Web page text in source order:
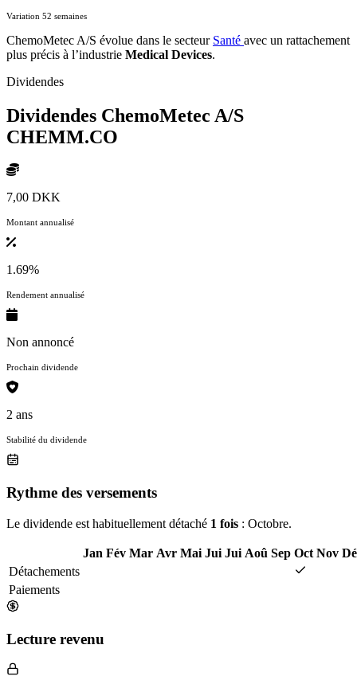
Variation 52 semaines
ChemoMetec A/S évolue dans le secteur Santé avec un rattachement
plus précis à l’industrie Medical Devices.
Dividendes
Dividendes ChemoMetec A/S
CHEMM.CO
7,00 DKK
Montant annualisé
1.69%
Rendement annualisé
Non annoncé
Prochain dividende
2 ans
Stabilité du dividende
Rythme des versements
Le dividende est habituellement détaché 1 fois : Octobre.
Jan Fév Mar Avr Mai Jui Jui Aoû Sep Oct Nov
Détachements
Paiements
Lecture revenu